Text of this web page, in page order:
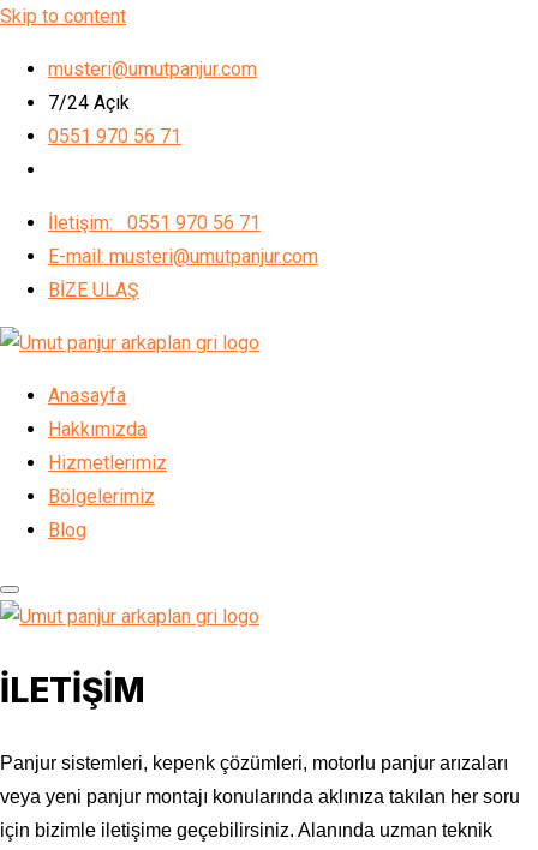
Skip to content
musteri@umutpanjur.com
7/24 Açık
0551 970 56 71
İletişim: 0551 970 56 71
E-mail: musteri@umutpanjur.com
BİZE ULAŞ
Anasayfa
Hakkımızda
Hizmetlerimiz
Bölgelerimiz
Blog
İLETİŞİM
Panjur sistemleri, kepenk çözümleri, motorlu panjur arızaları
veya yeni panjur montajı konularında aklınıza takılan her soru
için bizimle iletişime geçebilirsiniz. Alanında uzman teknik